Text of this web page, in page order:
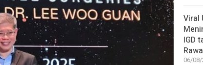
Viral
IGD
06/08/